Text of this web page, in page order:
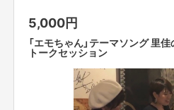
5,000円
「エモちゃん」テーマソング 里
トークセッション